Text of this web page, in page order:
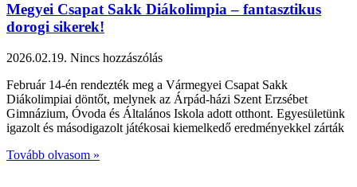
Megyei Csapat Sakk Diákolimpia – fantasztikus
dorogi sikerek!
2026.02.19. Nincs hozzászólás
Február 14-én rendezték meg a Vármegyei Csapat Sakk
Diákolimpiai döntőt, melynek az Árpád-házi Szent Erzsébet
Gimnázium, Óvoda és Általános Iskola adott otthont. Egyesületünk
igazolt és másodigazolt játékosai kiemelkedő eredményekkel zárták
Tovább olvasom »